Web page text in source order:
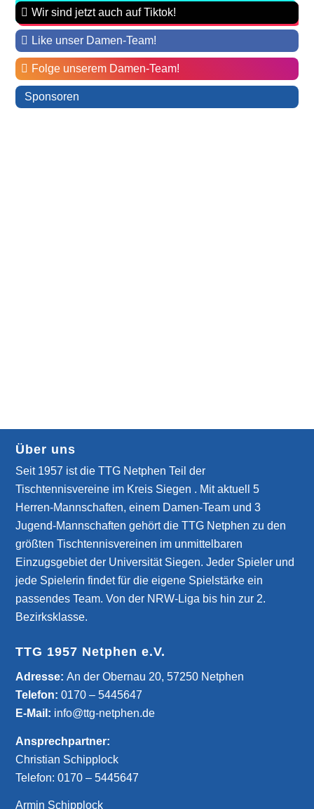
Wir sind jetzt auch auf Tiktok!
Like unser Damen-Team!
Folge unserem Damen-Team!
Sponsoren
Über uns
Seit 1957 ist die TTG Netphen Teil der
Tischtennisvereine im Kreis Siegen . Mit aktuell 5
Herren-Mannschaften, einem Damen-Team und 3
Jugend-Mannschaften gehört die TTG Netphen zu den
größten Tischtennisvereinen im unmittelbaren
Einzugsgebiet der Universität Siegen. Jeder Spieler und
jede Spielerin findet für die eigene Spielstärke ein
passendes Team. Von der NRW-Liga bis hin zur 2.
Bezirksklasse.
TTG 1957 Netphen e.V.
­Adresse:An der Obernau 20, 57250 Netphen
Telefon:0170 – 5445647
E-Mail: info@ttg-netphen.de
Ansprechpartner:
Christian Schipplock
Telefon:0170 – 5445647
Armin Schipplock